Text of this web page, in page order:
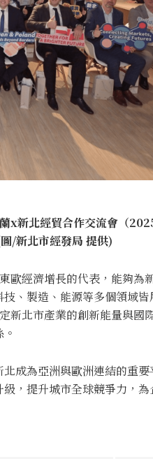
x新北經貿合作交流會（
北市經發局 提供)
經濟增長的代表，能夠為
、製造、能源等多個領域皆
北市產業的創新能量與國
成為亞洲與歐洲連結的重要
，提升城市全球競爭力，為